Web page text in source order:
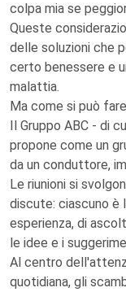
colpa mia se
Queste
delle soluzioni che
certo benessere e
malattia.
Ma come si può
Il Gruppo ABC - di
propone come un
da un conduttore,
Le riunioni si
discute: ciascuno è
esperienza, di
le idee e i
Al centro
quotidiana, gli